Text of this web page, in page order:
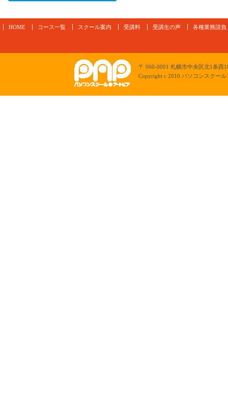
HOME コース一覧 スクール案内 受講料 受講生の声 各種業務請負
〒 060-0001 札幌市中央区北1条
Copyright c 2010 パソコンスクール